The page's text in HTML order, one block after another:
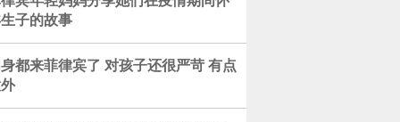
子的故事
都来菲律宾了 对孩子还很严苛 有点